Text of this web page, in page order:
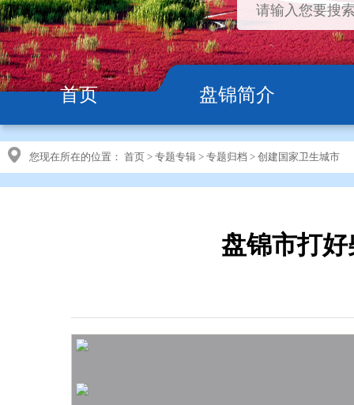
首页 盘锦简介
您现在所在的位置： 首页 > 专题专辑 > 专题归档 > 创建国家卫生城市
盘锦市打